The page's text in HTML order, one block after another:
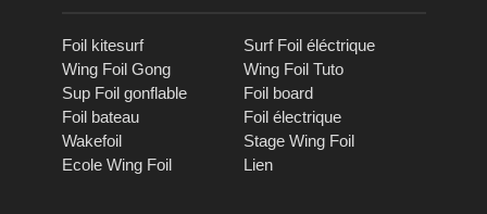
Foil kitesurf
Surf Foil éléctrique
Wing Foil Gong
Wing Foil Tuto
Sup Foil gonflable
Foil board
Foil bateau
Foil électrique
Wakefoil
Stage Wing Foil
Ecole Wing Foil
Lien